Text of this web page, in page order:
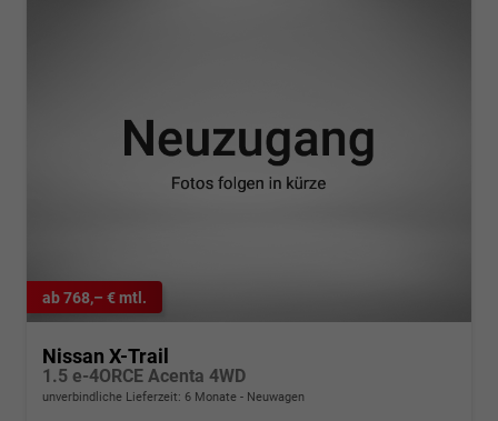
ab 768,– € mtl.
Nissan X-Trail
1.5 e-4ORCE Acenta 4WD
unverbindliche Lieferzeit: 6 Monate Neuwagen